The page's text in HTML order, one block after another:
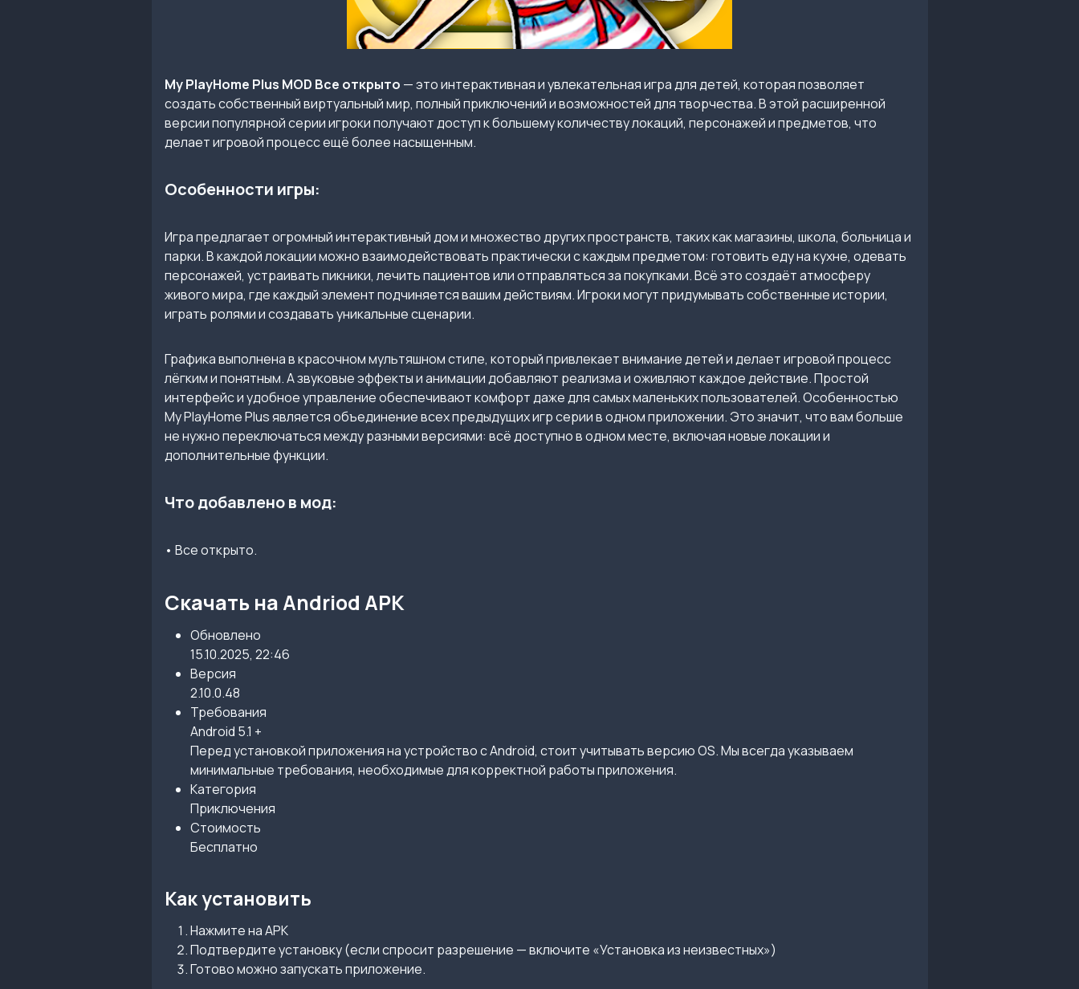
My PlayHome Plus MOD Все открыто — это интерактивная и увлекательная игра для детей, которая позволяет
создать собственный виртуальный мир, полный приключений и возможностей для творчества. В этой расширенной
версии популярной серии игроки получают доступ к большему количеству локаций, персонажей и предметов, что
делает игровой процесс ещё более насыщенным.
Особенности игры:
Игра предлагает огромный интерактивный дом и множество других пространств, таких как магазины, школа, больница и
парки. В каждой локации можно взаимодействовать практически с каждым предметом: готовить еду на кухне, одевать
персонажей, устраивать пикники, лечить пациентов или отправляться за покупками. Всё это создаёт атмосферу
живого мира, где каждый элемент подчиняется вашим действиям. Игроки могут придумывать собственные истории,
играть ролями и создавать уникальные сценарии.
Графика выполнена в красочном мультяшном стиле, который привлекает внимание детей и делает игровой процесс
лёгким и понятным. А звуковые эффекты и анимации добавляют реализма и оживляют каждое действие. Простой
интерфейс и удобное управление обеспечивают комфорт даже для самых маленьких пользователей. Особенностью
My PlayHome Plus является объединение всех предыдущих игр серии в одном приложении. Это значит, что вам больше
не нужно переключаться между разными версиями: всё доступно в одном месте, включая новые локации и
дополнительные функции.
Что добавлено в мод:
• Все открыто.
Скачать на Andriod APK
Обновлено
15.10.2025, 22:46
Версия
2.10.0.48
Требования
Android 5.1 +
Перед установкой приложения на устройство с Android, стоит учитывать версию OS. Мы всегда указываем
минимальные требования, необходимые для корректной работы приложения.
Категория
Приключения
Стоимость
Бесплатно
Как установить
Нажмите на APK
Подтвердите установку (если спросит разрешение — включите «Установка из неизвестных»)
Готово можно запускать приложение.